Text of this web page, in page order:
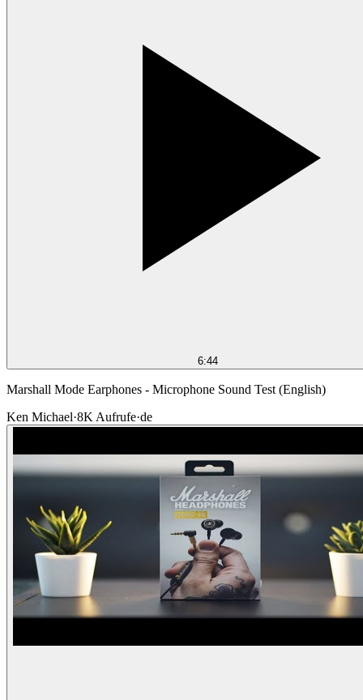
6:44
Marshall Mode Earphones - Microphone Sound Test (English)
Ken Michael·8KAufrufe·de